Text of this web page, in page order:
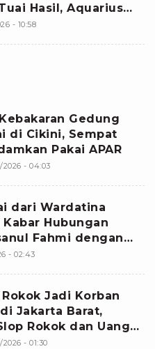
Hasil, Aquarius
Atasan
- 10:58
Gedung
di Cikini, Sempat
Pakai APAR
2026 - 04:03
dari Wardatina
Kabar Hubungan
Fahmi dengan
- 02:43
Jadi Korban
Jakarta Barat,
Rokok dan Uang
- 01:30